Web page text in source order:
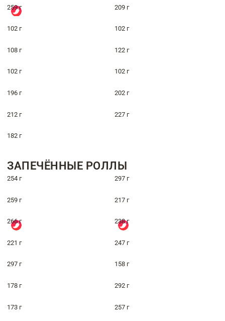
259 г 209 г
102 г 102 г
108 г 122 г
102 г 102 г
196 г 202 г
212 г 227 г
182 г
ЗАПЕЧЁННЫЕ РОЛЛЫ
254 г 297 г
259 г 217 г
266 г 238 г
221 г 247 г
297 г 158 г
178 г 292 г
173 г 257 г